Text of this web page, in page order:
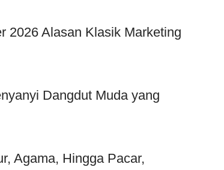
2026 Alasan Klasik Marketing
Dangdut Muda yang
Agama, Hingga Pacar,